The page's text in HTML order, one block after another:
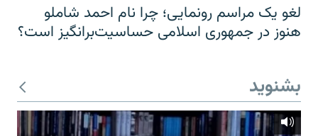
لغو یک مراسم رونمایی؛ چرا نام احمد شاملو
هنوز در جمهوری اسلامی حساسیت‌برانگیز است؟
بشنوید